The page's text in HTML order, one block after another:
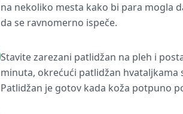
na nekoliko mesta kako bi para mogla
da se ravnomerno ispeče.
Stavite zarezani patlidžan na pleh i
minuta, okrećući patlidžan hvataljkama
Patlidžan je gotov kada koža potpuno